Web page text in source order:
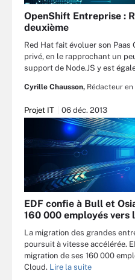
OpenShift Entreprise :
deuxième
Red Hat fait évoluer son
privé, en le rapprochant un
support de Node.JS y est
Cyrille Chausson, Rédacteur en
Projet IT 06 déc. 2013
EDF confie à Bull et
160 000 employés vers
La migration des grandes
poursuit à vitesse accélérée.
migration de ses 160 000
Cloud. Lire la suite